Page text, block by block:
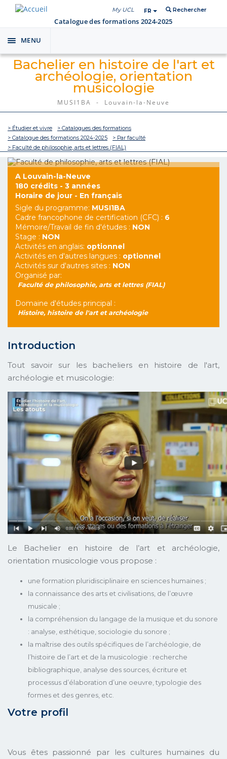
My UCL FR Rechercher
Catalogue des formations 2024-2025
Toggle
navigation
MENU
Bachelier en histoire de l'art et
archéologie, orientation
musicologie
MUSI1BA - Louvain-la-Neuve
> Étudier et vivre
> Catalogues des formations
> Catalogue des formations 2024-2025
> Par faculté
> Faculté de philosophie, arts et lettres (FIAL)
A Louvain-la-Neuve
180 crédits - 3 années
Horaire de jour - En français
Sigle du programme: MUSI1BA
Cadre francophone de certification (CFC) : 6
Mémoire/Travail de fin d'études : NON
Stage : NON
Activités en anglais: optionnel
Activités en d'autres langues : optionnel
Activités sur d'autres sites : NON
Organisé par:
Faculté de philosophie, arts et lettres (FIAL)
Domaine d'études principal :
Histoire, histoire de l'art et archéologie
Introduction
Tout savoir sur les bacheliers en histoire de l'art,
archéologie et musicologie:
Le Bachelier en histoire de l’art et archéologie,
orientation musicologie vous propose :
une formation pluridisciplinaire en sciences humaines ;
la connaissance des arts et civilisations, de l’œuvre
musicale ;
la compréhension du langage de la musique et du sonore
: analyse, esthétique, sociologie du sonore ;
la maîtrise des outils spécifiques de l’archéologie, de
l’histoire de l’art et de la musicologie : recherche
bibliographique, analyse des sources, écriture et
processus d’élaboration d’une oeuvre, typologie des
formes et des genres, etc.
Votre profil
Vous êtes passionné par les cultures humaines du